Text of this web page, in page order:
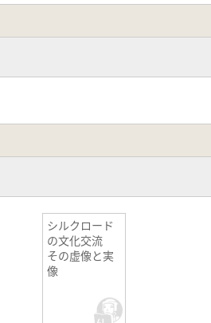
シルクロード
の文化交流
その虚像と実
像